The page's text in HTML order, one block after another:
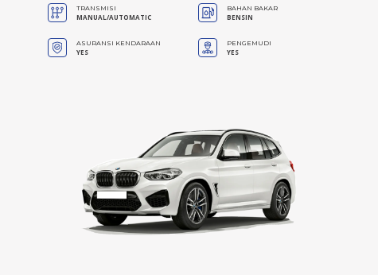
TRANSMISI
MANUAL/AUTOMATIC
BAHAN BAKAR
BENSIN
ASURANSI KENDARAAN
YES
PENGEMUDI
YES